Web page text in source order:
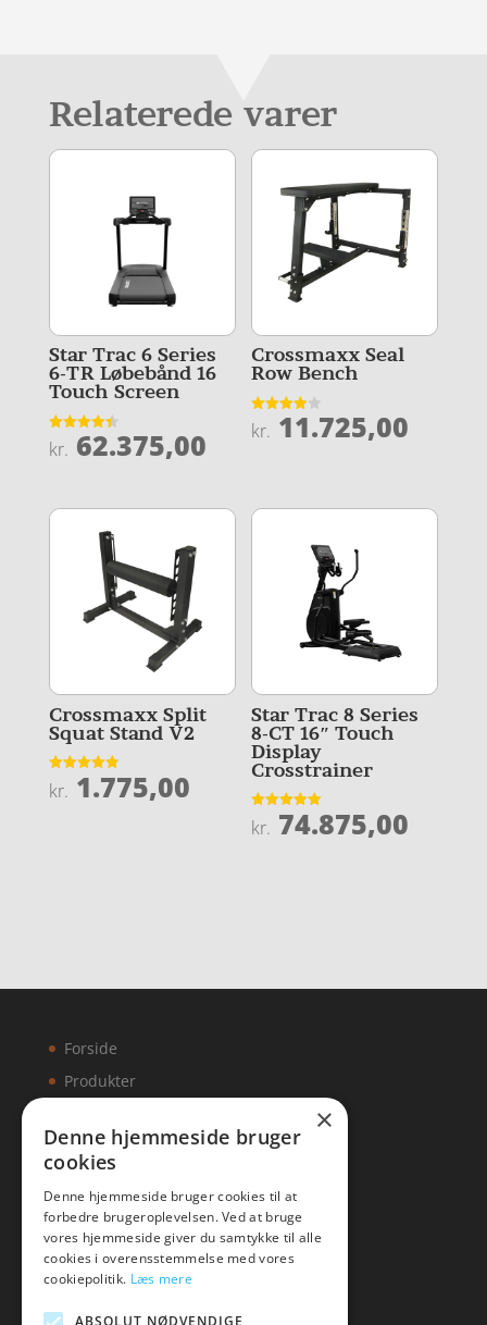
Relaterede varer
Star Trac 6 Series
6-TR Løbebånd 16
Touch Screen
Vurderet
4.4
kr. 62.375,00
Crossmaxx Seal
Row Bench
Vurderet
4
kr. 11.725,00
Crossmaxx Split
Squat Stand V2
Vurderet
4.9
kr. 1.775,00
Star Trac 8 Series
8-CT 16″ Touch
Display
Crosstrainer
Vurderet
4.9
kr. 74.875,00
Forside
Produkter
Artikler
Malawigruppen
×
Denne hjemmeside bruger
cookies
Denne hjemmeside bruger cookies til at
forbedre brugeroplevelsen. Ved at bruge
vores hjemmeside giver du samtykke til alle
cookies i overensstemmelse med vores
cookiepolitik. Læs mere
ABSOLUT NØDVENDIGE